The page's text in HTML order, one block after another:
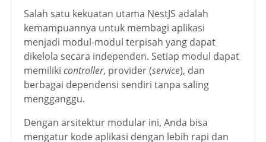
Salah satu kekuatan utama NestJS adalah
kemampuannya untuk membagi aplikasi
menjadi modul-modul terpisah yang dapat
dikelola secara independen. Setiap modul dapat
memiliki controller, provider (service), dan
berbagai dependensi sendiri tanpa saling
mengganggu.
Dengan arsitektur modular ini, Anda bisa
mengatur kode aplikasi dengan lebih rapi dan